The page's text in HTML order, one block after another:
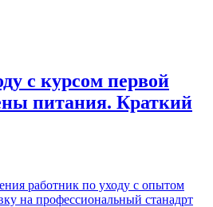
с курсом первой
питания. Краткий
работник по уходу с опытом
на профессиональный станадрт